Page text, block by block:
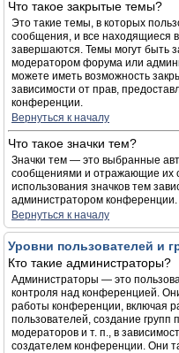
Что такое закрытые темы?
Это такие темы, в которых
сообщения, и все находящиеся
завершаются. Темы могут быть
модератором форума или
можете иметь возможность
зависимости от прав,
конференции.
Вернуться к началу
Что такое значки тем?
Значки тем — это выбранные
сообщениями и отражающие их
использования значков тем
администратором конференции.
Вернуться к началу
Уровни пользователей и
Кто такие администраторы?
Администраторы — это
контроля над конференцией.
работы конференции, включая
пользователей, создание групп
модераторов и т. п., в
создателем конференции. Они